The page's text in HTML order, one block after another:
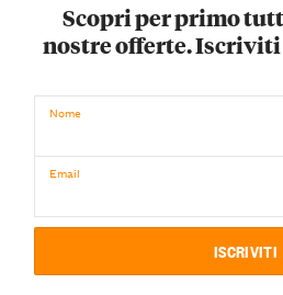
Scopri per primo
nostre offerte.
Nome
Email